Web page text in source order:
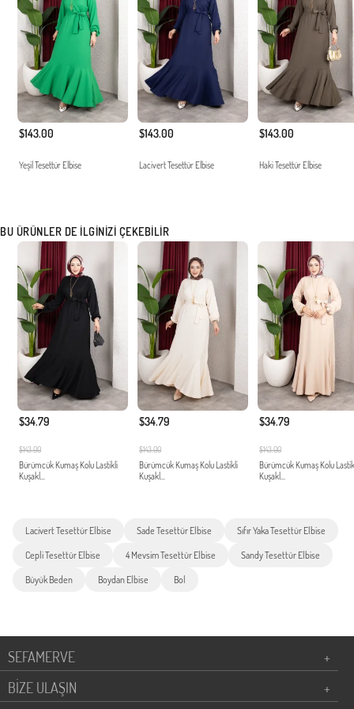
$143.00
Yeşil Tesettür Elbise
$143.00
Lacivert Tesettür Elbise
$143.00
Haki Tesettür Elbise
BU ÜRÜNLER DE İLGINIZI ÇEKEBILIR
$34.79
$143.00
Bürümcük Kumaş Kolu Lastikli
Kuşakl...
$34.79
$143.00
Bürümcük Kumaş Kolu Lastikli
Kuşakl...
$34.79
$143.00
Bürümcük Kumaş Kolu
Kuşakl...
Lacivert Tesettür Elbise Sade Tesettür Elbise Sıfır Yaka Tesettür Elbise
Cepli Tesettür Elbise 4 Mevsim Tesettür Elbise Sandy Tesettür Elbise
Büyük Beden Boydan Elbise Bol
SEFAMERVE
+
BİZE ULAŞIN
+